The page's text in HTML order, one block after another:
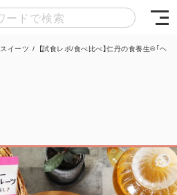
スイーツ / 【試食レポ/食べ比べ】仁丹の食養生®「ヘ